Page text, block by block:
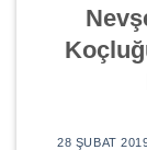
28 ŞUBAT